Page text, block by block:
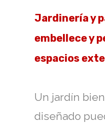
Jardinería y
embellece y
espacios
Un jardín
diseñado